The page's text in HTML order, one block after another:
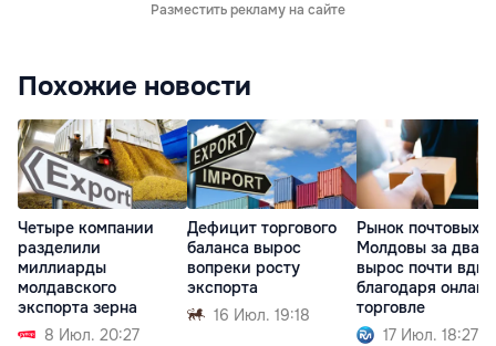
Разместить рекламу на сайте
Похожие новости
Четыре компании
разделили
миллиарды
молдавского
экспорта зерна
8 Июл. 20:27
Дефицит торгового
баланса вырос
вопреки росту
экспорта
16 Июл. 19:18
Рынок почтовых
Молдовы за два
вырос почти
благодаря
торговле
17 Июл. 18:27